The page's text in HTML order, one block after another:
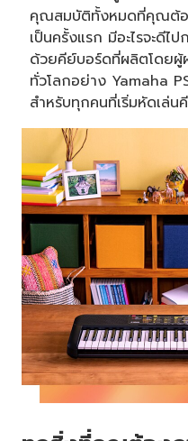
คุณสมบัติทั้งหมดที่คุณต้อ
เป็นครั้งแรก มีอะไรจะดีไ
ด้วยคีย์บอร์ดที่ผลิตโดยผู้
ทั่วโลกอย่าง Yamaha
สำหรับทุกคนที่เริ่มหัดเล่น